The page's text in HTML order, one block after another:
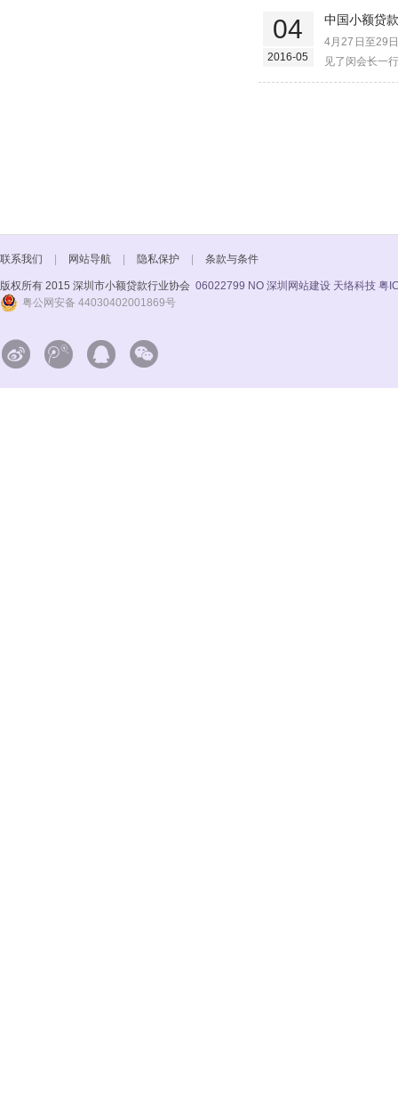
04
2016-05
中国小额贷
4月27日至29
见了闵会长一
联系我们 网站导航 隐私保护 条款与条件
版权所有 2015 深圳市小额贷款行业协会 06022799 NO 深圳网站建设 天络科技 粤
粤公网安备 44030402001869号
   